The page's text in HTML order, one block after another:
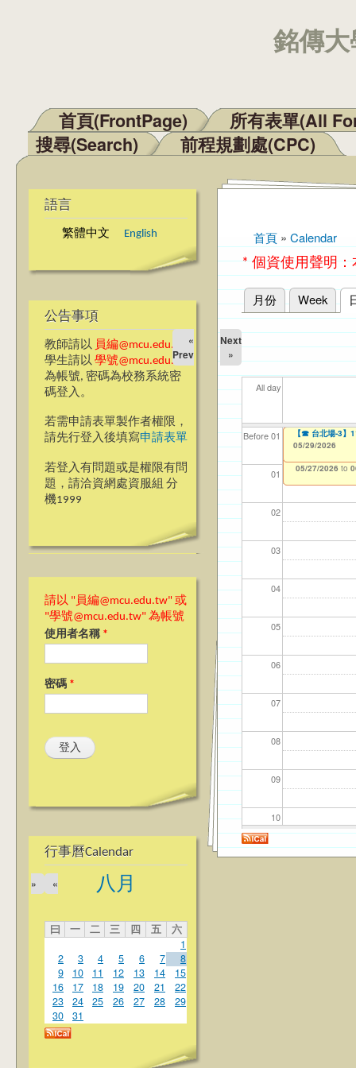
銘傳
主選單
首頁(FrontPage)
所有表單(All
搜尋(Search)
前程規劃處(CPC)
語言
繁體中文 English
公告事項
教師請以 員編@mcu.edu.tw
學生請以 學號@mcu.edu.tw
為帳號, 密碼為校務系統密
碼登入。
若需申請表單製作者權限，
請先行登入後填寫申請表單
若登入有問題或是權限有問
題，請洽資網處資服組 分
機1999
請以 "員編@mcu.edu.tw" 或
"學號@mcu.edu.tw" 為帳號
使用者名稱 *
密碼 *
行事曆Calendar
八月
«
»
曰 一 二 三 四 五
六
1
2
3 4 5 6 7
8
9
10 11 12 13 14
15
16
17 18 19 20 21
22
23
24 25 26 27 28
29
30
31
您在這裡
首頁 » Calendar
* 個資使用聲明
主要索引標籤
月份 Week
«
Prev
Next
»
All day
Before 01
01
02
03
04
05
06
07
08
09
10
11
【資網處】
整合系統～表單
12/31/2027
【財務處】工讀
11/12/2021
【財務處】漏打
錄
07/31/2027
114學年度前程
表(服務學習教師
07/31/2026
114
114
【學
教務
商品
114
【教學暨學習
師教學研習
05/27/2026 to
【教學暨學習
師教學研習
05/27/2026 to
服務學習教師研
05/29/2026
【☎ 台北場-3】
05/29/2026